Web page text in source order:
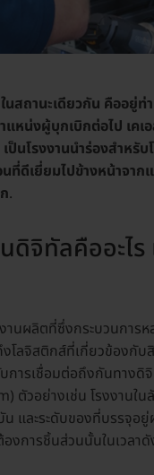
สถานะเดียวกัน คืออยู่
หน่งผู้บุกเบิกต่อไป เค
ป็นโรงงานนำร่องสำหรั
ที่ดีเยี่ยมไปข้างหน้าจาก
.
ดิจิทัลคืออะไ
านผลิตที่ซึ่งกระบวนการ
โลจิสติกส์ที่เกี่ยวข้องกั
ารเชื่อมต่อถึงกันทางดิ
ตัวอย่างเช่น โรงงานใ
และระดับของที่บรรจุอ
การชิ้นส่วนนั้นในเวลา